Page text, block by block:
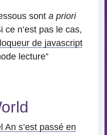
sont a priori
ce n’est pas le cas,
de javascript
lecture”
An s’est passé en